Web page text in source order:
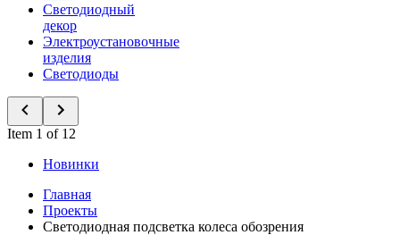
Светодиодный
декор
Электроустановочные
изделия
Светодиоды
Item 1 of 12
Новинки
Главная
Проекты
Светодиодная подсветка колеса обозрения